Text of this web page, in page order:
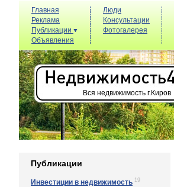
Главная
Реклама
Публикации
Объявления
Люди
Консультации
Фотогалерея
Вся недвижимость г.Киров
Публикации
Инвестиции в недвижимость 19